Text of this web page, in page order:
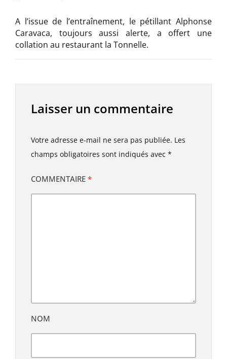
A l’issue de l’entraînement, le pétillant Alphonse
Caravaca, toujours aussi alerte, a offert une
collation au restaurant la Tonnelle.
Laisser un commentaire
Votre adresse e-mail ne sera pas publiée. Les
champs obligatoires sont indiqués avec *
COMMENTAIRE *
NOM